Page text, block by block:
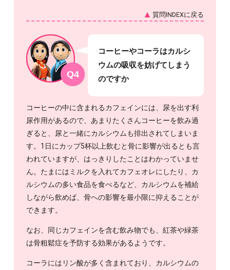
質問INDEXに戻る
Q4
コーヒーやコーラはカルシ
ウムの吸収を妨げてしまう
のですか
コーヒーの中に含まれるカフェインには、尿を出す利
尿作用があるので、あまりたくさんコーヒーを飲み過
ぎると、尿と一緒にカルシウムも排出されてしまいま
す。1日にカップ5杯以上飲むと骨に影響が出るとも言
われていますが、はっきりしたことはわかっていませ
ん。たまにはミルクを入れてカフェオレにしたり、カ
ルシウムの多い食品を食べるなど、カルシウムを補給
しながら飲めば、骨への影響を最小限に抑えることが
できます。
なお、同じカフェインを含む飲み物でも、紅茶や緑茶
は骨粗鬆症を予防する効果があるようです。
コーラにはリン酸が多く含まれており、カルシウムの